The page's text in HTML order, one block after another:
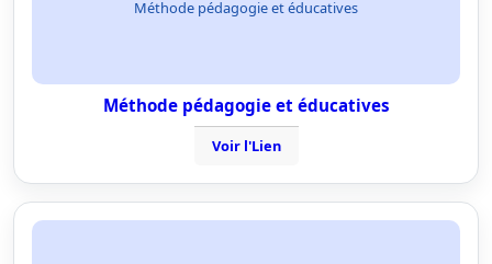
Méthode pédagogie et éducatives
Méthode pédagogie et éducatives
Voir l'Lien